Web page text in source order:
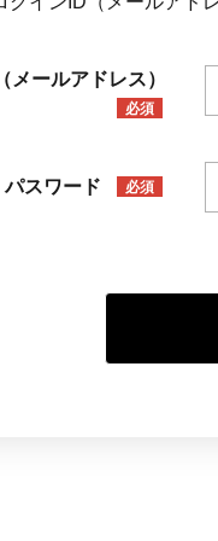
メールアドレス）
必須
パスワード 必須